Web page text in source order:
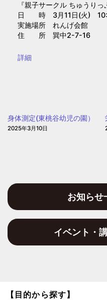
(巽)
『親子サークル ちゅうりっ
日 時 3月11日(火)
実施場所 れんげ会館
住 所 巽中2-7-16
{title}
詳細
身体測定(東桃谷幼児の園）
2025年3月10日
お知らせ
イベント・
【目的から探す】